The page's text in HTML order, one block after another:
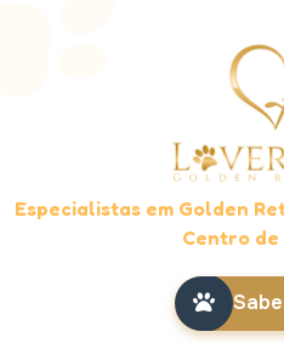
Especialistas em Golden
Centro